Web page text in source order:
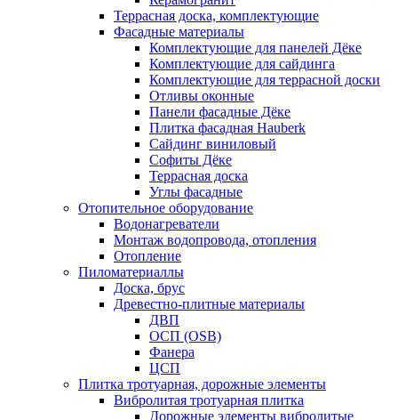
Террасная доска, комплектующие
Фасадные материалы
Комплектующие для панелей Дёке
Комплектующие для сайдинга
Комплектующие для террасной доски
Отливы оконные
Панели фасадные Дёке
Плитка фасадная Hauberk
Сайдинг виниловый
Софиты Дёке
Террасная доска
Углы фасадные
Отопительное оборудование
Водонагреватели
Монтаж водопровода, отопления
Отопление
Пиломатериаллы
Доска, брус
Древестно-плитные материалы
ДВП
ОСП (OSB)
Фанера
ЦСП
Плитка тротуарная, дорожные элементы
Вибролитая тротуарная плитка
Дорожные элементы вибролитые